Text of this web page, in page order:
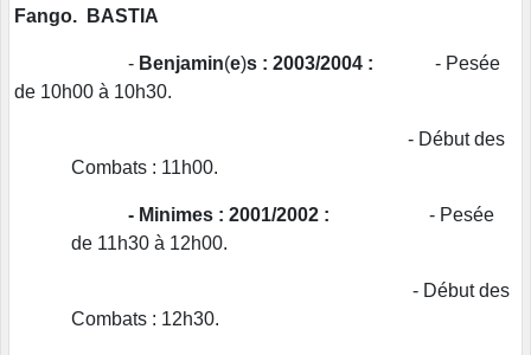
Fango.
BASTIA
- Benjamin(e)s : 2003/2004 : - Pesée
de 10h00 à 10h30.
- Début des
Combats : 11h00.
- Minimes : 2001/2002 : - Pesée
de 11h30 à 12h00.
- Début des
Combats : 12h30.